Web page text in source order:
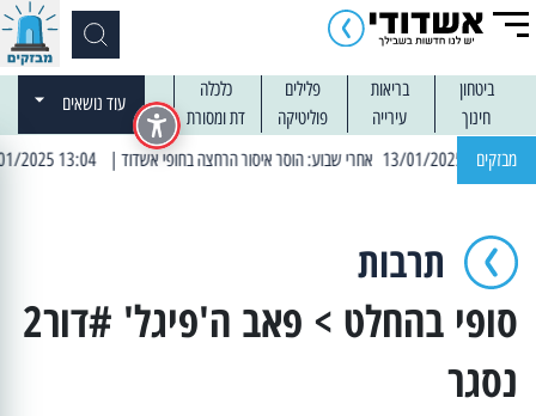
ביטחון בריאות פלילים
כלכלה
חינוך
עירייה פוליטיקה דת ומסורת
עוד נושאים
מבזקים | 13:04 14/01/2025 עובדים בלילות: עבודות קרצוף וריבוד אספלט
תרבות
סופי בהחלט > פאב ה'פיגל' #דור2
נסגר